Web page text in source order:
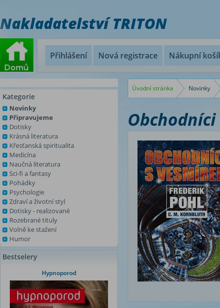
Nakladatelství TRITON
Přihlášení Nová registrace Nákupní
Kategorie
Novinky
Připravujeme
Dotisky
Krásná literatura
Křesťanská spiritualita
Medicína
Naučná literatura
Sci-fi a fantasy
Pohádky
Psychologie
Zdraví a životní styl
Dotisky - realizované
Rozebrané tituly
Volně ke stažení
Humor
Bestselery
Hypnoporod
Úvodní stránka Novinky